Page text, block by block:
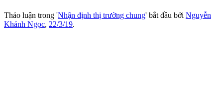
Thảo luận trong 'Nhận định thị trường chung' bắt đầu bởi Nguyễn
Khánh Ngọc, 22/3/19.